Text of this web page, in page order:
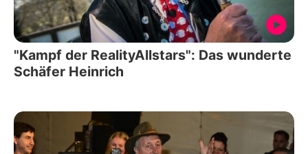
"Kampf der RealityAllstars": Das wunderte
Schäfer Heinrich